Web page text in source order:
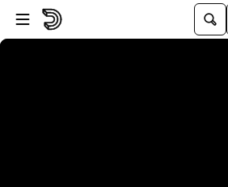
Skip to player
Skip to main content